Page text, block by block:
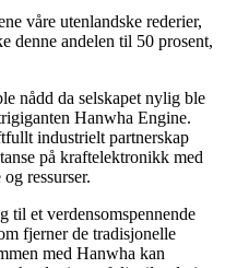
våre utenlandske rederier,
denne andelen til 50 prosent,
nådd da selskapet nylig ble
Hanwha Engine.
industrielt partnerskap
på kraftelektronikk med
ressurser.
til et verdensomspennende
fjerner de tradisjonelle
med Hanwha kan